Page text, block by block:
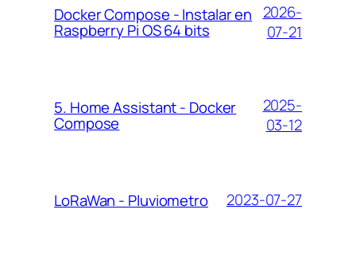
Docker Compose - Instalar en
Raspberry Pi OS 64 bits
2026-
07-21
5. Home Assistant - Docker
Compose
2025-
03-12
LoRaWan - Pluviometro 2023-07-27